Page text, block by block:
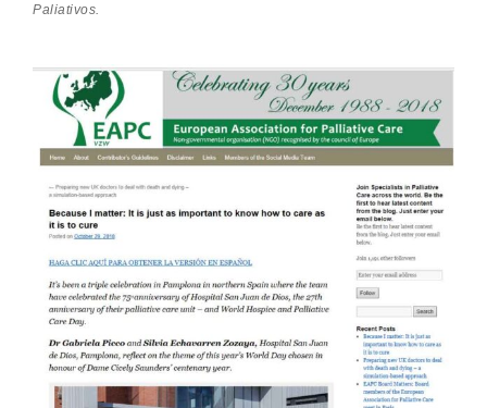
Paliativos.